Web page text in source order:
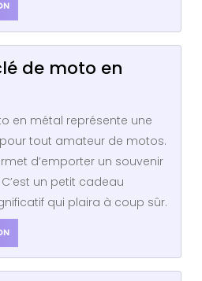
de moto en
en métal représente une
tout amateur de motos.
d’emporter un souvenir
un petit cadeau
qui plaira à coup sûr.